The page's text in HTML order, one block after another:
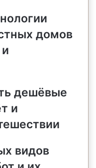
домов
дешёвые
и
видов